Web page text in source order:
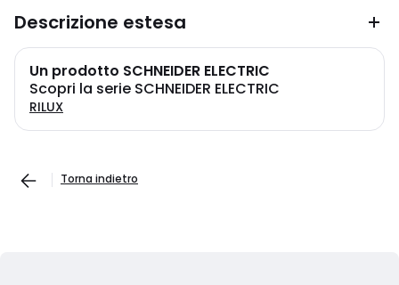
Descrizione estesa
Un prodotto SCHNEIDER ELECTRIC
Scopri la serie SCHNEIDER ELECTRIC
RILUX
Torna indietro